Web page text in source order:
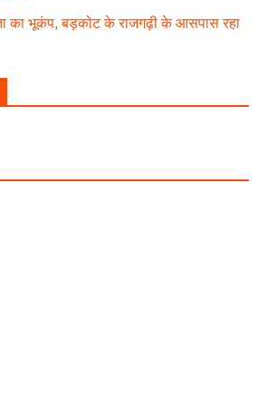
का भूकंप, बड़कोट के राजगढ़ी के आसपास रहा